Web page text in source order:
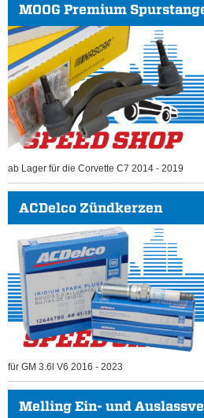
MOOG Premium
ab Lager für die Corvette C7 2014 - 2019
ACDelco Zündkerzen
für GM 3.6l V6 2016 - 2023
Melling Ein- und